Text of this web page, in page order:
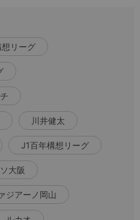
リーグ
川井健太
J1百年構想リーグ
大阪
ジアーノ岡山